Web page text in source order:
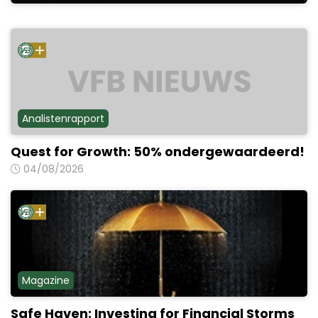
Analistenrapport
Quest for Growth: 50% ondergewaardeerd!
04/08/2026
Magazine
Safe Haven: Investing for Financial Storms